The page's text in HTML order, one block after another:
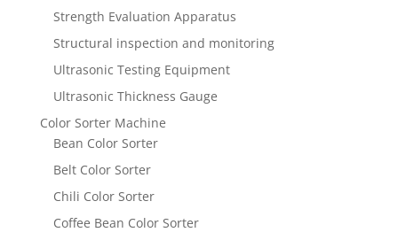
Strength Evaluation Apparatus
Structural inspection and monitoring
Ultrasonic Testing Equipment
Ultrasonic Thickness Gauge
Color Sorter Machine
Bean Color Sorter
Belt Color Sorter
Chili Color Sorter
Coffee Bean Color Sorter